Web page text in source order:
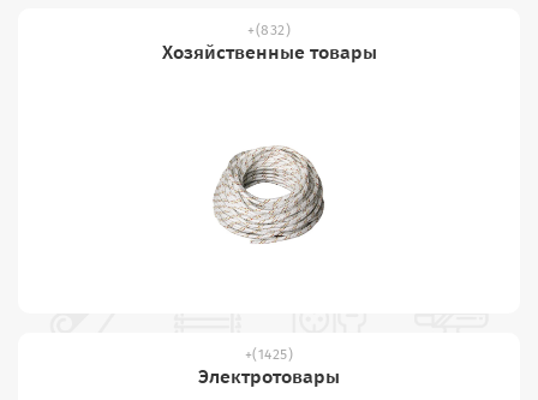
(832)
Хозяйственные товары
(1425)
Электротовары